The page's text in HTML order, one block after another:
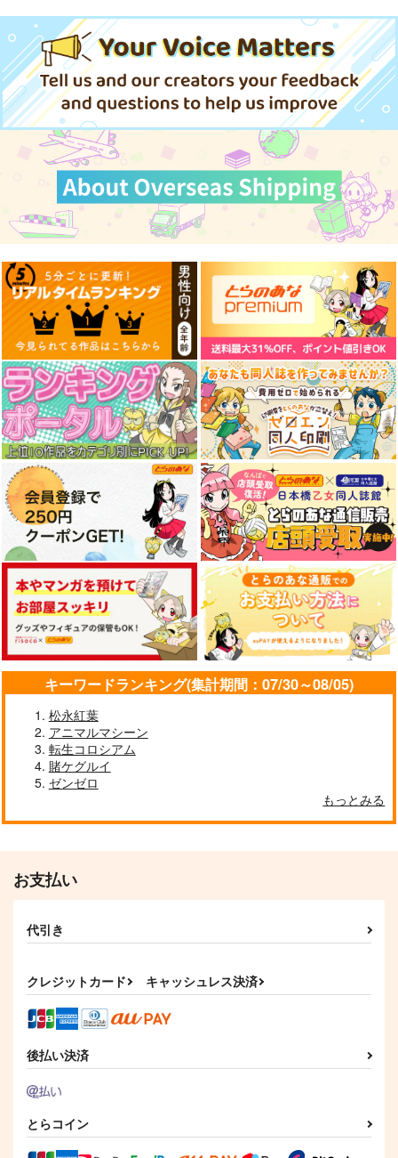
880円（税込）
コモリ・ハーコート
サンプル
作品詳細
110円（税込）
サンプル
作品詳細
キーワードランキング(集計期間：07/30～08/05)
松永紅葉
アニマルマシーン
転生コロシアム
賭ケグルイ
ゼンゼロ
もっとみる
お支払い
代引き
クレジットカード キャッシュレス決済
後払い決済
とらコイン